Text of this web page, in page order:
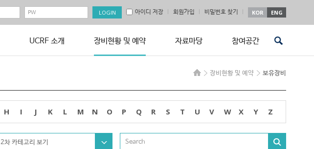
아이디 저장 회원가입 비밀번호 찾기 KOR ENG
UCRF 소개 장비현황 및 예약 자료마당 참여공간
장비현황 및 예약 보유장비
H I J K L M N O P Q R S T U V W X Y Z
2차 카테고리 보기